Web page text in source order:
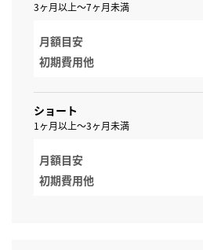
3ヶ月以上～7ヶ月未満
月額目安
初期費用他
ショート
1ヶ月以上～3ヶ月未満
月額目安
初期費用他